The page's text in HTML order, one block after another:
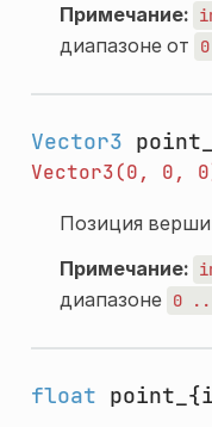
Примечание:
диапазоне от
0
Vector3
Vector3(0, 0,
Позиция
Примечание:
диапазоне 0 ..
float